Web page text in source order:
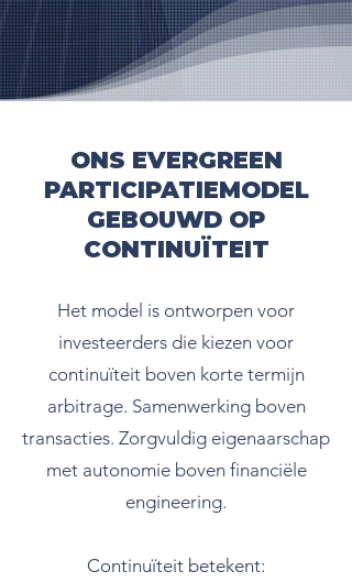
ONS EVERGREEN
PARTICIPATIEMODEL
GEBOUWD OP
CONTINUÏTEIT
Het model is ontworpen voor
investeerders die kiezen voor
continuïteit boven korte termijn
arbitrage. Samenwerking boven
transacties. Zorgvuldig eigenaarschap
met autonomie boven financiële
engineering.
Continuïteit betekent: